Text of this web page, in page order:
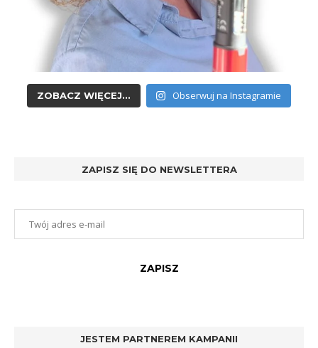
ZOBACZ WIĘCEJ... Obserwuj na Instagramie
ZAPISZ SIĘ DO NEWSLETTERA
JESTEM PARTNEREM KAMPANII